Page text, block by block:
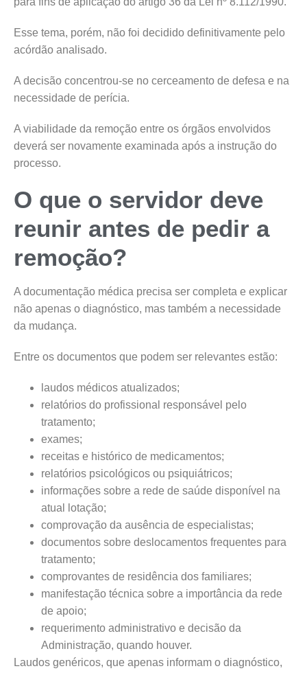
Esse tema, porém, não foi decidido definitivamente pelo
acórdão analisado.
A decisão concentrou-se no cerceamento de defesa e na
necessidade de perícia.
A viabilidade da remoção entre os órgãos envolvidos
deverá ser novamente examinada após a instrução do
processo.
O que o servidor deve
reunir antes de pedir a
remoção?
A documentação médica precisa ser completa e explicar
não apenas o diagnóstico, mas também a necessidade
da mudança.
Entre os documentos que podem ser relevantes estão:
laudos médicos atualizados;
relatórios do profissional responsável pelo
tratamento;
exames;
receitas e histórico de medicamentos;
relatórios psicológicos ou psiquiátricos;
informações sobre a rede de saúde disponível na
atual lotação;
comprovação da ausência de especialistas;
documentos sobre deslocamentos frequentes para
tratamento;
comprovantes de residência dos familiares;
manifestação técnica sobre a importância da rede
de apoio;
requerimento administrativo e decisão da
Administração, quando houver.
Laudos genéricos, que apenas informam o diagnóstico,